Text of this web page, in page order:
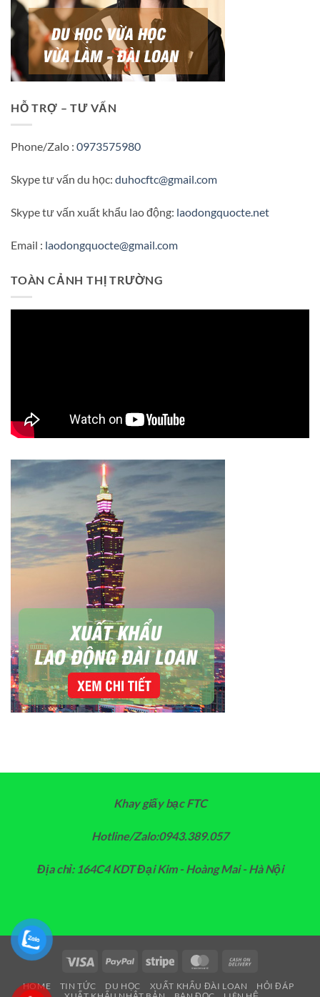
HỖ TRỢ – TƯ VẤN
Phone/Zalo : 0973575980
Skype tư vấn du học: duhocftc@gmail.com
Skype tư vấn xuất khẩu lao động: laodongquocte.net
Email : laodongquocte@gmail.com
TOÀN CẢNH THỊ TRƯỜNG
Khay giấy bạc FTC
Hotline/Zalo:0943.389.057
Địa chỉ: 164C4 KDT Đại Kim - Hoàng Mai - Hà Nội
Visa PayPal Stripe MasterCard
Delivery
HOME TIN TỨC DU HỌC XUẤT KHẨU ĐÀI LOAN
HỎI ĐÁP